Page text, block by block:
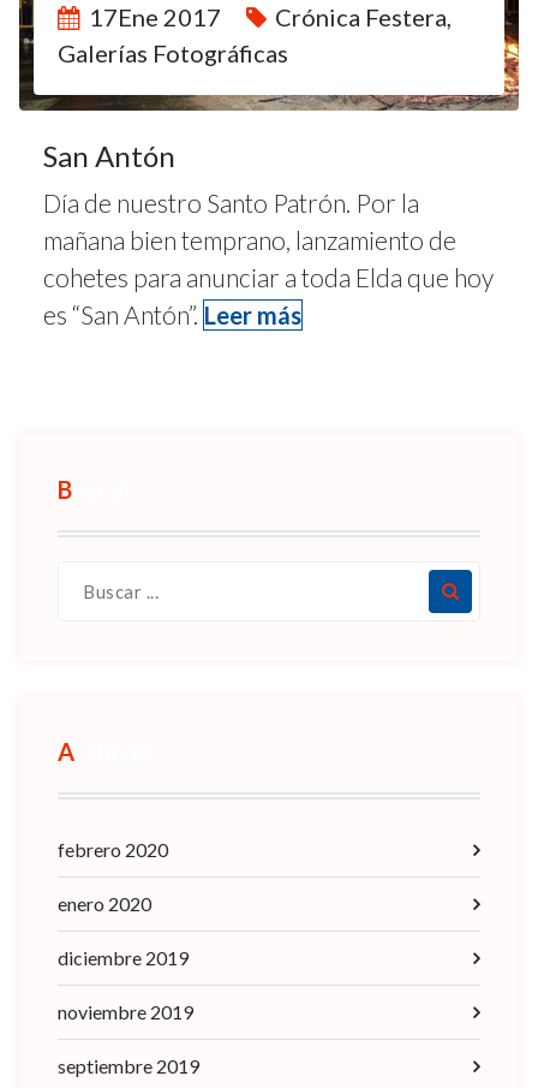
17Ene 2017 Crónica Festera
Galerías Fotográficas
San Antón
Día de nuestro Santo Patrón. Por la
mañana bien temprano, lanzamiento de
cohetes para anunciar a toda Elda que hoy
es “San Antón”. Leer más
febrero 2020
enero 2020
diciembre 2019
noviembre 2019
septiembre 2019